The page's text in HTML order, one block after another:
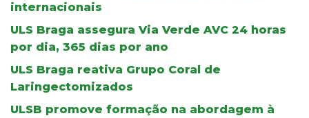
internacionais
ULS Braga assegura Via Verde AVC 24 horas
por dia, 365 dias por ano
ULS Braga reativa Grupo Coral de
Laringectomizados
ULSB promove formação na abordagem à